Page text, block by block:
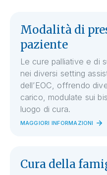
Modalità di
paziente
Le cure palliative e di
nei diversi setting
dell’EOC, offrendo
carico, modulate sui
luogo di cura.
MAGGIORI INFORMAZIONI
Cura della